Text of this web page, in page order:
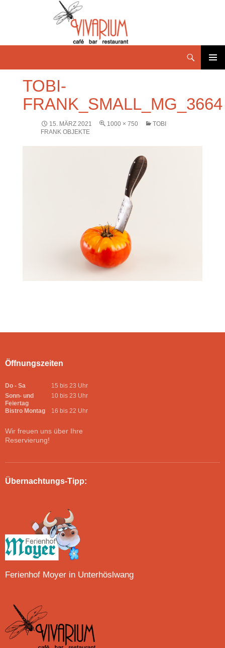
TOBI-
FRANK_SMALL_MG_3664
15. MÄRZ 2021 1000 × 750
TOBI
FRANK OBJEKTE
Öffnungszeiten
Do - Sa
15 bis 23 Uhr
Sonn- und
Feiertag
10 bis 23 Uhr
Bistro Montag 16 bis 22 Uhr
Wir freuen uns über Ihre
Reservierung!
Übernachtungs-Tipp:
Ferienhof Moyer in Unterhöslwang